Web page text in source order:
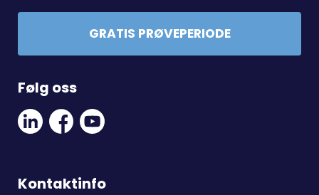
GRATIS PRØVEPERIODE
Følg oss
Linkedin
Social
Link
Facebook
Social
Link
Youtube
Link
Kontaktinfo